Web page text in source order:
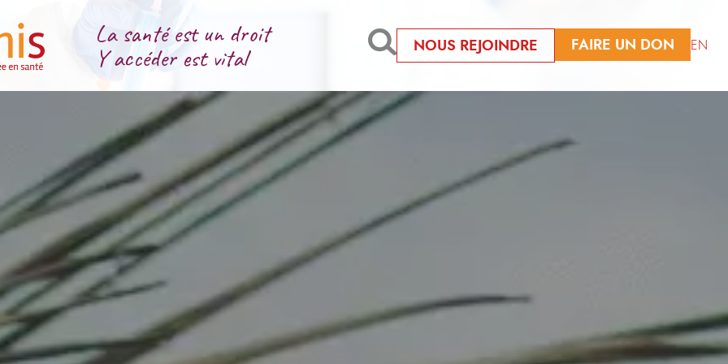
La santé est un droit
Y accéder est vital NOUS REJOINDRE FAIRE UN DON EN